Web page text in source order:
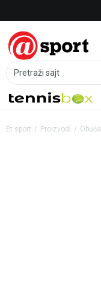
Pretraži sajt
Et sport Proizvodi Obuća